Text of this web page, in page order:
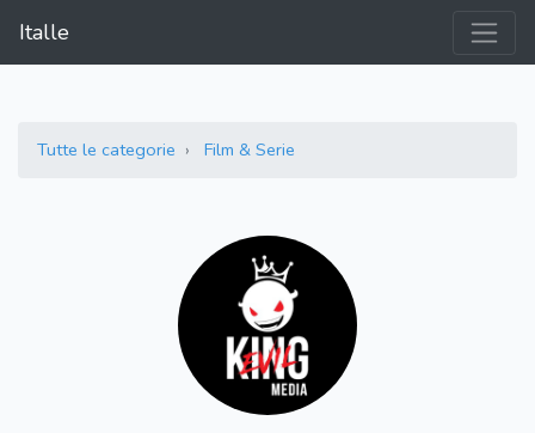
Italle
Tutte le categorie Film & Serie